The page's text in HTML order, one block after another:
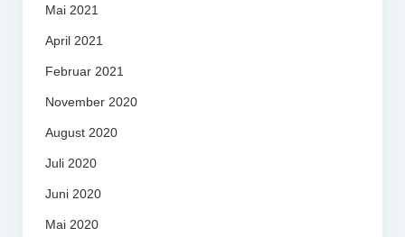
Mai 2021
April 2021
Februar 2021
November 2020
August 2020
Juli 2020
Juni 2020
Mai 2020